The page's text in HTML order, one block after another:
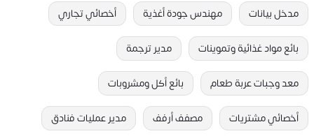
مدخل بيانات مهندس جودة أغذية أخصائي تجاري
بائع مواد غذائية وتموينات مدير ترجمة
معد وجبات عربة طعام بائع أكل ومشروبات
أخصائي مشتريات مصفف أرفف مدير عمليات فنادق